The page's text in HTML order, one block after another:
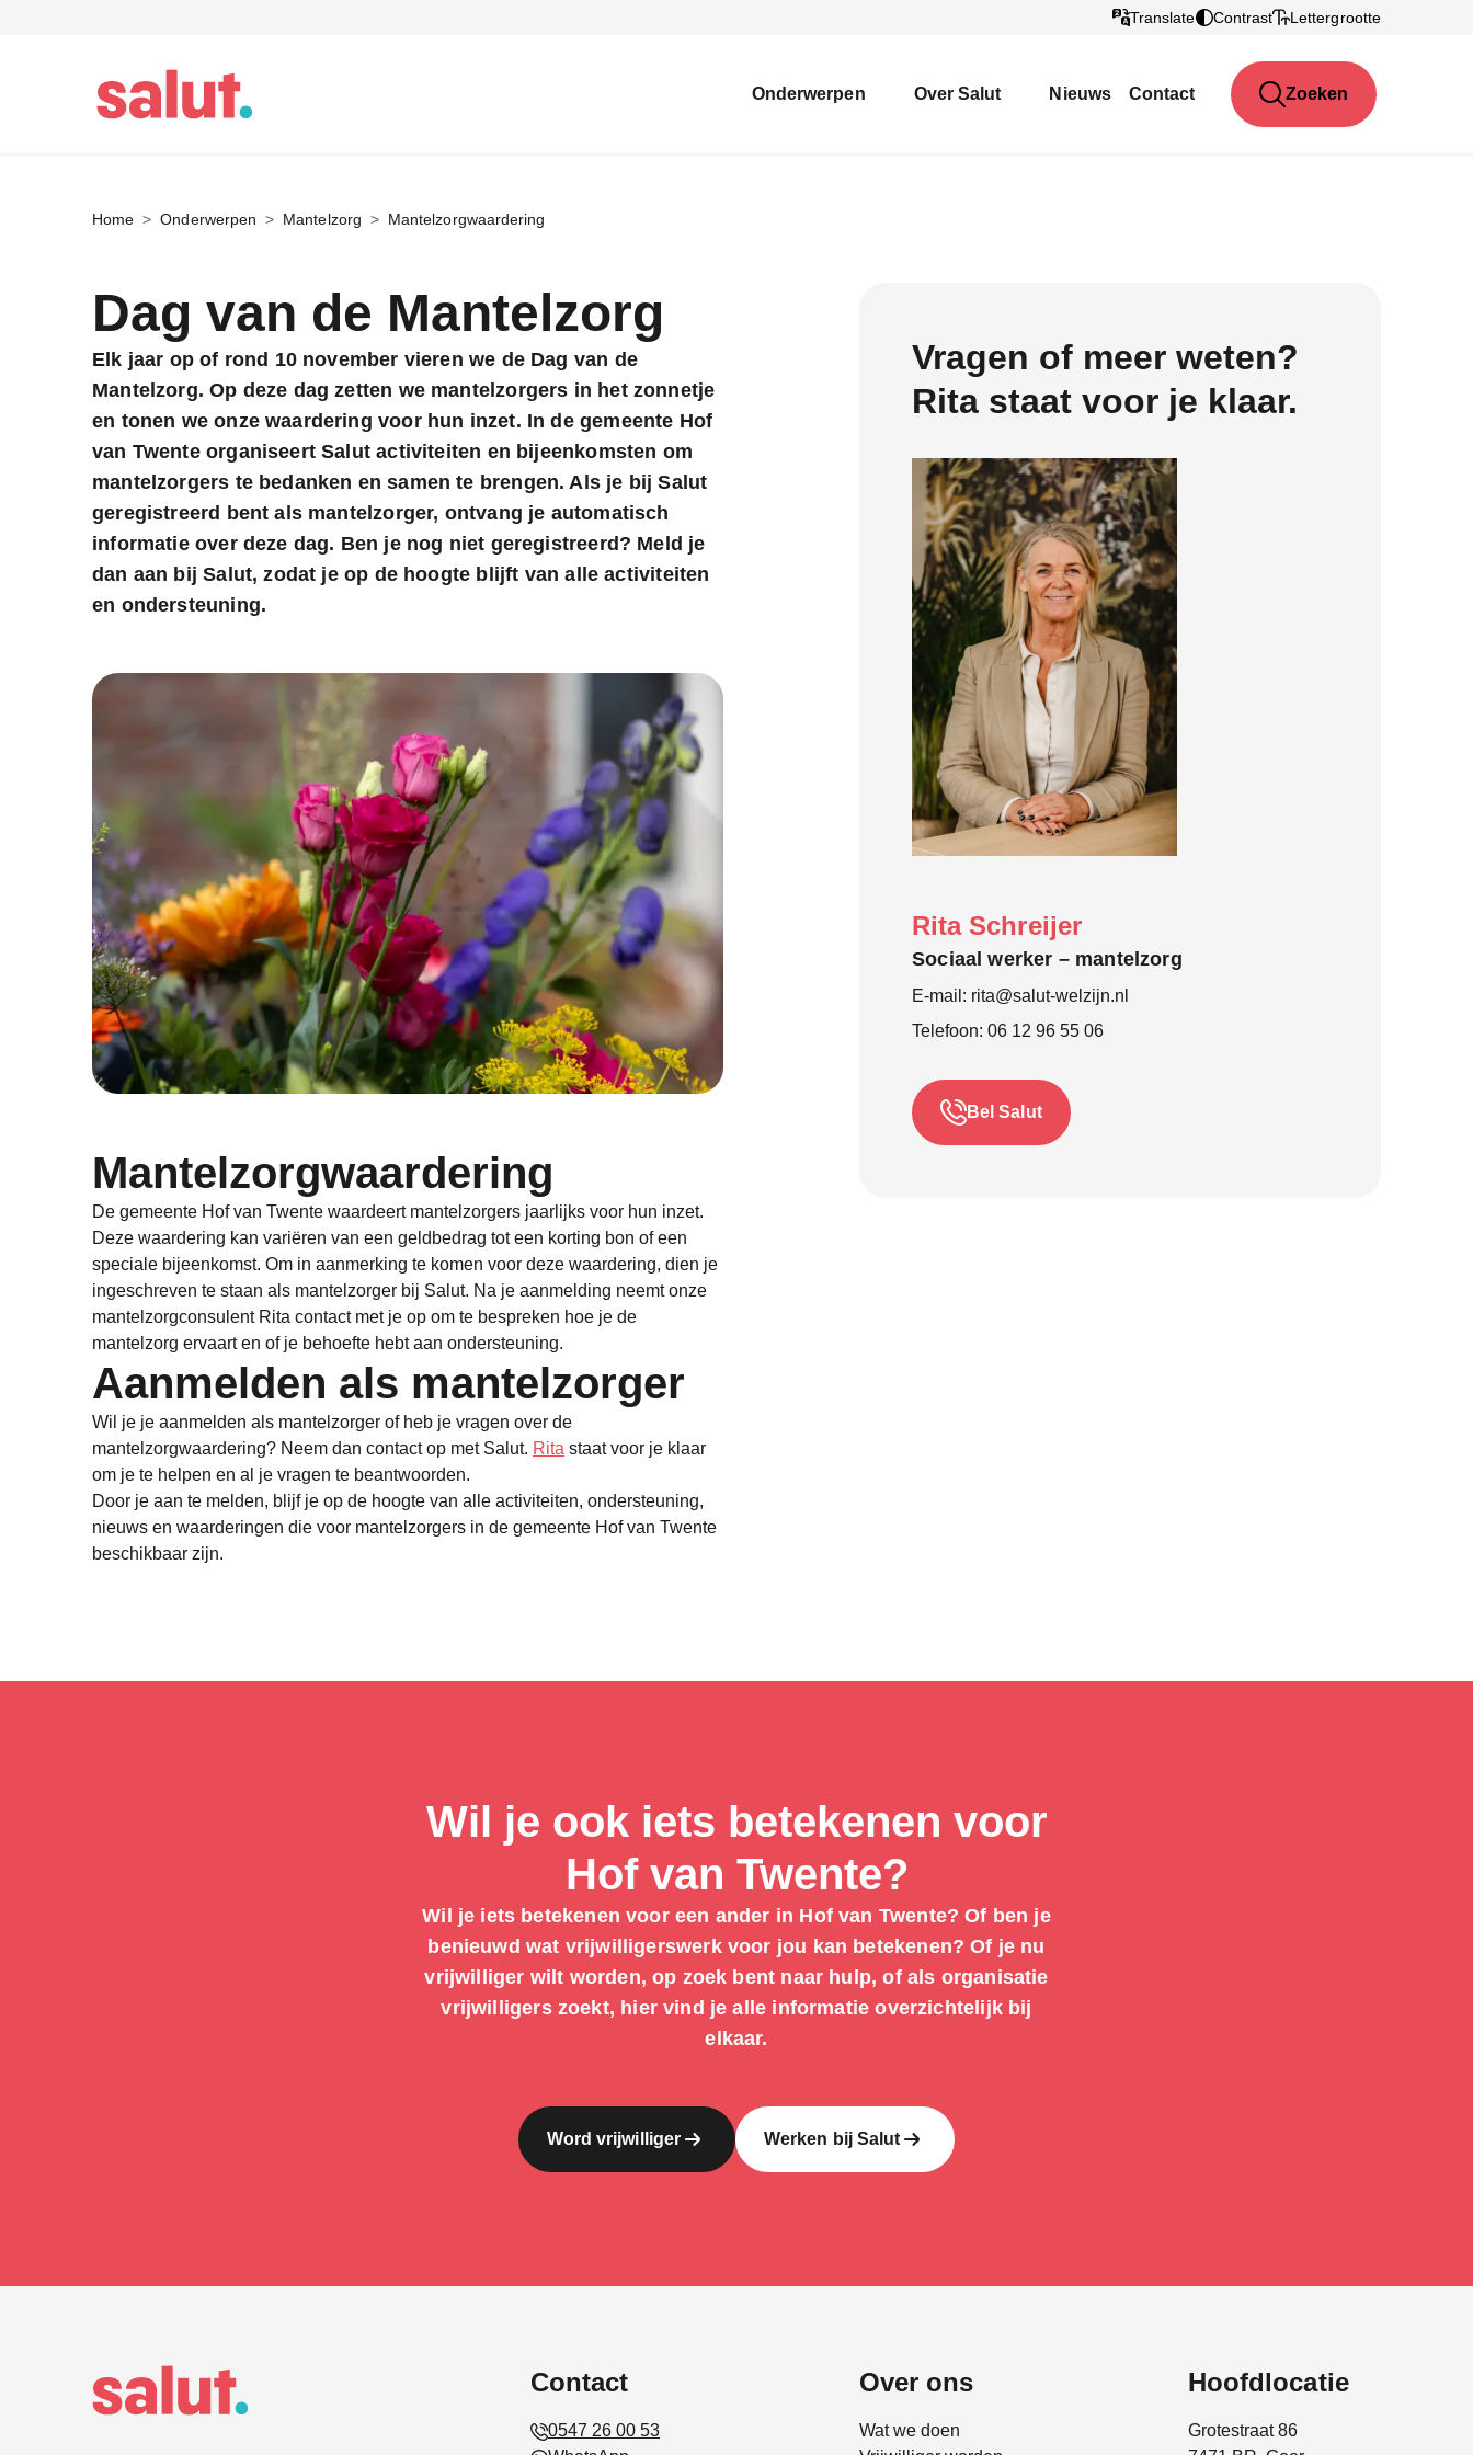
Translate Contrast Lettergrootte
Onderwerpen Over Salut Nieuws Contact Zoeken
Home Onderwerpen Mantelzorg Mantelzorgwaardering
Dag van de Mantelzorg
Elk jaar op of rond 10 november vieren we de Dag van de
Mantelzorg. Op deze dag zetten we mantelzorgers in het zonnetje
en tonen we onze waardering voor hun inzet. In de gemeente Hof
van Twente organiseert Salut activiteiten en bijeenkomsten om
mantelzorgers te bedanken en samen te brengen. Als je bij Salut
geregistreerd bent als mantelzorger, ontvang je automatisch
informatie over deze dag. Ben je nog niet geregistreerd? Meld je
dan aan bij Salut, zodat je op de hoogte blijft van alle activiteiten
en ondersteuning.
Mantelzorgwaardering
De gemeente Hof van Twente waardeert mantelzorgers jaarlijks voor hun inzet.
Deze waardering kan variëren van een geldbedrag tot een korting bon of een
speciale bijeenkomst. Om in aanmerking te komen voor deze waardering, dien je
ingeschreven te staan als mantelzorger bij Salut. Na je aanmelding neemt onze
mantelzorgconsulent Rita contact met je op om te bespreken hoe je de
mantelzorg ervaart en of je behoefte hebt aan ondersteuning.
Aanmelden als mantelzorger
Wil je je aanmelden als mantelzorger of heb je vragen over de
mantelzorgwaardering? Neem dan contact op met Salut. Rita staat voor je klaar
om je te helpen en al je vragen te beantwoorden.
Door je aan te melden, blijf je op de hoogte van alle activiteiten, ondersteuning,
nieuws en waarderingen die voor mantelzorgers in de gemeente Hof van Twente
beschikbaar zijn.
Vragen of meer weten?
Rita staat voor je klaar.
Rita Schreijer
Sociaal werker – mantelzorg
E-mail: rita@salut-welzijn.nl
Telefoon: 06 12 96 55 06
Bel Salut
Wil je ook iets betekenen voor
Hof van Twente?
Wil je iets betekenen voor een ander in Hof van Twente? Of ben je
benieuwd wat vrijwilligerswerk voor jou kan betekenen? Of je nu
vrijwilliger wilt worden, op zoek bent naar hulp, of als organisatie
vrijwilligers zoekt, hier vind je alle informatie overzichtelijk bij
elkaar.
Word vrijwilliger Werken bij Salut
Contact
0547 26 00 53
Over ons
Wat we doen
Hoofdlocatie
Grotestraat 86